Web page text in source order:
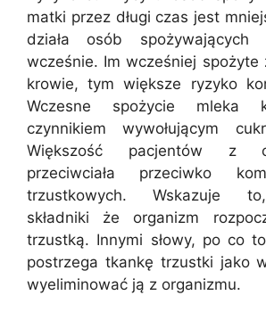
matki przez długi czas jest
działa osób spożywających
wcześnie. Im wcześniej spożyte
krowie, tym większe ryzyko
Wczesne spożycie mleka
czynnikiem wywołującym
Większość pacjentów z
przeciwciała przeciwko
trzustkowych. Wskazuje
składniki że organizm
trzustką. Innymi słowy, po co
postrzega tkankę trzustki jako
wyeliminować ją z organizmu.